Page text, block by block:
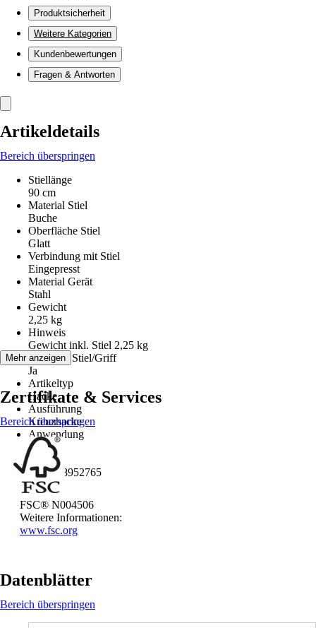
Produktsicherheit
Weitere Kategorien
Kundenbewertungen
Fragen & Antworten
Artikeldetails
Bereich überspringen
Stiellänge
90 cm
Material Stiel
Buche
Oberfläche Stiel
Glatt
Verbindung mit Stiel
Eingepresst
Material Gerät
Stahl
Gewicht
2,25 kg
Hinweis
Gewicht inkl. Stiel 2,25 kg
Inklusive Stiel/Griff
Ja
Artikeltyp
Hacke
Ausführung
Kreuzhacke
Anwendung
Hacken
EAN
4002408952765
Mehr anzeigen
Zertifikate & Services
Bereich überspringen
FSC® N004506
Weitere Informationen:
www.fsc.org
Datenblätter
Bereich überspringen